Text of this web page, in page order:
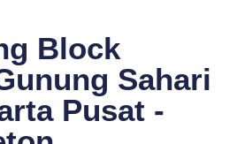
Block
Sahari
Pusat -